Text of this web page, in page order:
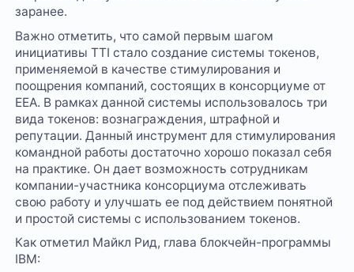
заранее.
Важно отметить, что самой первым шагом
инициативы TTI стало создание системы токенов,
применяемой в качестве стимулирования и
поощрения компаний, состоящих в консорциуме от
EEA. В рамках данной системы использовалось три
вида токенов: вознаграждения, штрафной и
репутации. Данный инструмент для стимулирования
командной работы достаточно хорошо показал себя
на практике. Он дает возможность сотрудникам
компании-участника консорциума отслеживать
свою работу и улучшать ее под действием понятной
и простой системы с использованием токенов.
Как отметил Майкл Рид, глава блокчейн-программы
IBM: